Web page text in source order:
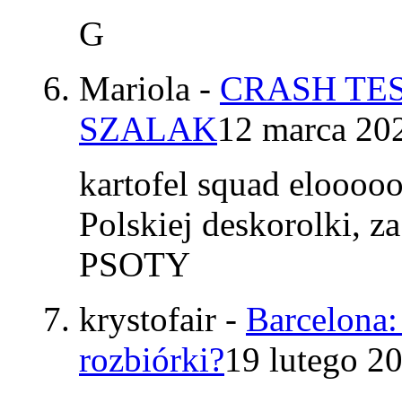
G
Mariola - CRASH
SZALAK12 marca
kartofel squad
Polskiej deskorolki,
PSOTY
krystofair -
rozbiórki?19 lutego